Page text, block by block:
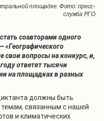
площадке. Фото: пресс-
служба РГО
соавторами одного
«Географического
свои вопросы на конкурс, и,
ответят тысячи
на площадках в разных
должны быть
связанным с нашей
и климатических